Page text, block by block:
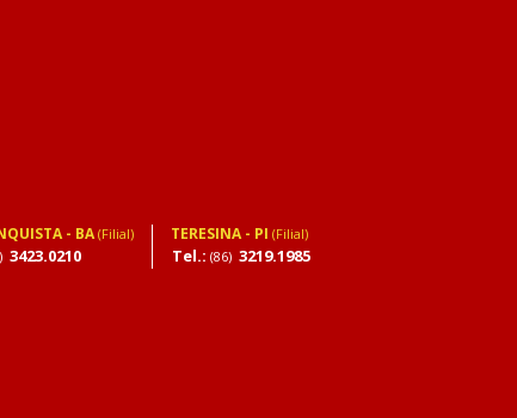
- BA(Filial)
3423.0210
TERESINA - PI (Filial)
Tel.: (86) 3219.1985